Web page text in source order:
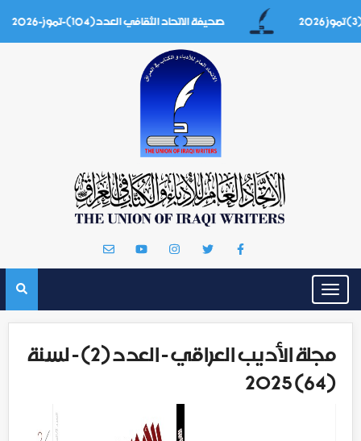
صحيفة الاتحاد الثقافي العدد(104)-تموز-2026
Toggle
navigation
مجلة الأديب العراقي - العدد (2) - لسنة
(64) 2025